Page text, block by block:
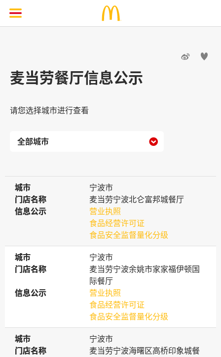
 
麦当劳餐厅信息公示
请您选择城市进行查看

城市
城市
宁波市
门店名称
门店名称
麦当劳宁波北仑富邦城餐厅
信息公示
信息公示
营业执照
食品经营许可证
食品安全监督量化分级
城市
城市
宁波市
门店名称
门店名称
麦当劳宁波余姚市家家福伊顿国
际餐厅
信息公示
信息公示
营业执照
食品经营许可证
食品安全监督量化分级
城市
城市
宁波市
门店名称
门店名称
麦当劳宁波海曙区高桥印象城餐